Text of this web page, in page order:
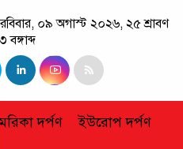
০৯ অগাস্ট ২০২৬, ২৫ শ্রাবণ
দর্পণ ইউরোপ দর্পণ